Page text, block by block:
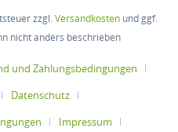
zzgl.Versandkosten und ggf.
nicht anders beschrieben
und Zahlungsbedingungen
Datenschutz
Impressum